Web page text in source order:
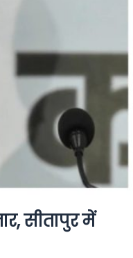
सीतापुर में